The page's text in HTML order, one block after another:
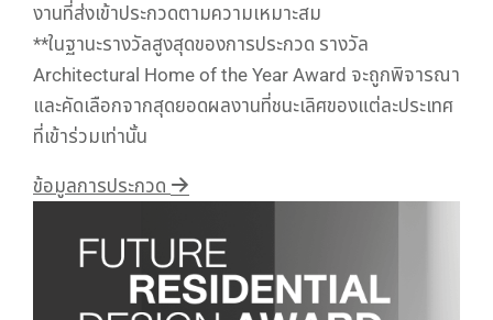
งานที่ส่งเข้าประกวดตามความเหมาะสม
**ในฐานะรางวัลสูงสุดของการประกวด รางวัล
Architectural Home of the Year Award จะถูกพิจารณา
และคัดเลือกจากสุดยอดผลงานที่ชนะเลิศของแต่ละประเทศ
ที่เข้าร่วมเท่านั้น
ข้อมูลการประกวด